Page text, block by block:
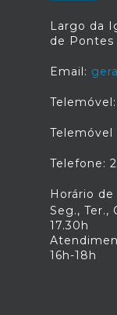
Largo da
de Pontes
Email:
Telemóvel
Telefone:
Horário
Seg., Ter.,
17.30h
16h-18h